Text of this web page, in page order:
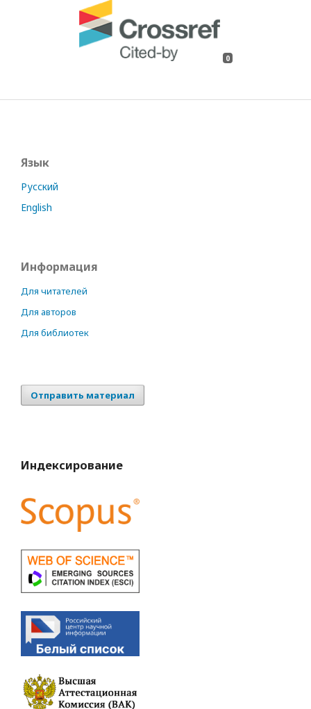
0
Язык
Русский
English
Информация
Для читателей
Для авторов
Для библиотек
Отправить материал
Индексирование